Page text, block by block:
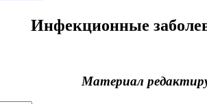
Инфекционные
Материал